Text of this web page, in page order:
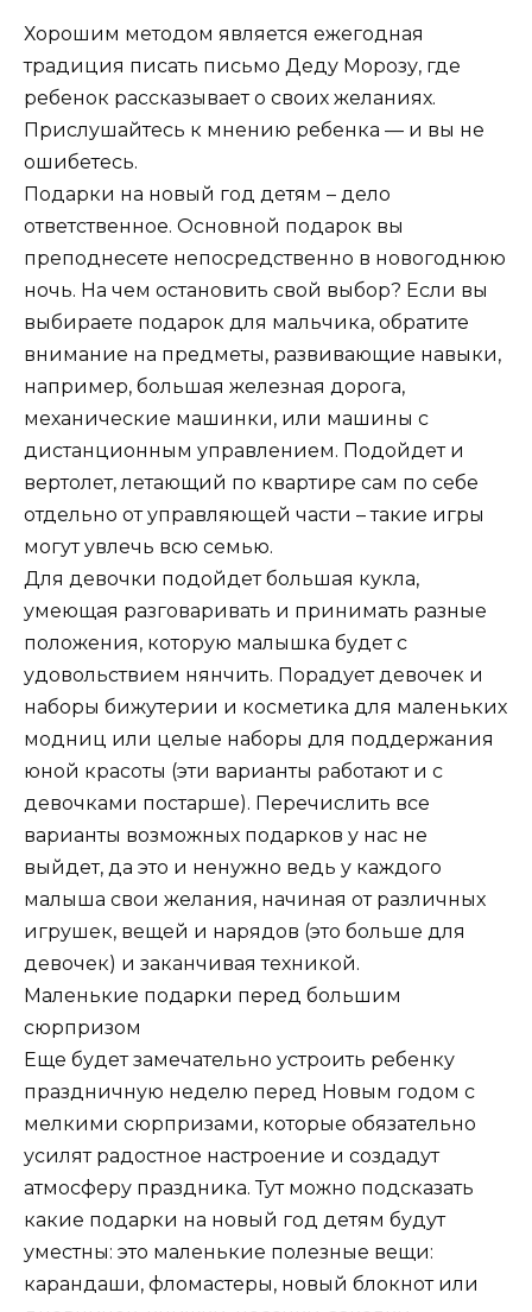
Хорошим методом является ежегодная
традиция писать письмо Деду Морозу, где
ребенок рассказывает о своих желаниях.
Прислушайтесь к мнению ребенка — и вы не
ошибетесь.
Подарки на новый год детям – дело
ответственное. Основной подарок вы
преподнесете непосредственно в новогоднюю
ночь. На чем остановить свой выбор? Если вы
выбираете подарок для мальчика, обратите
внимание на предметы, развивающие навыки,
например, большая железная дорога,
механические машинки, или машины с
дистанционным управлением. Подойдет и
вертолет, летающий по квартире сам по себе
отдельно от управляющей части – такие игры
могут увлечь всю семью.
Для девочки подойдет большая кукла,
умеющая разговаривать и принимать разные
положения, которую малышка будет с
удовольствием нянчить. Порадует девочек и
наборы бижутерии и косметика для маленьких
модниц или целые наборы для поддержания
юной красоты (эти варианты работают и с
девочками постарше). Перечислить все
варианты возможных подарков у нас не
выйдет, да это и ненужно ведь у каждого
малыша свои желания, начиная от различных
игрушек, вещей и нарядов (это больше для
девочек) и заканчивая техникой.
Маленькие подарки перед большим
сюрпризом
Еще будет замечательно устроить ребенку
праздничную неделю перед Новым годом с
мелкими сюрпризами, которые обязательно
усилят радостное настроение и создадут
атмосферу праздника. Тут можно подсказать
какие подарки на новый год детям будут
уместны: это маленькие полезные вещи:
карандаши, фломастеры, новый блокнот или